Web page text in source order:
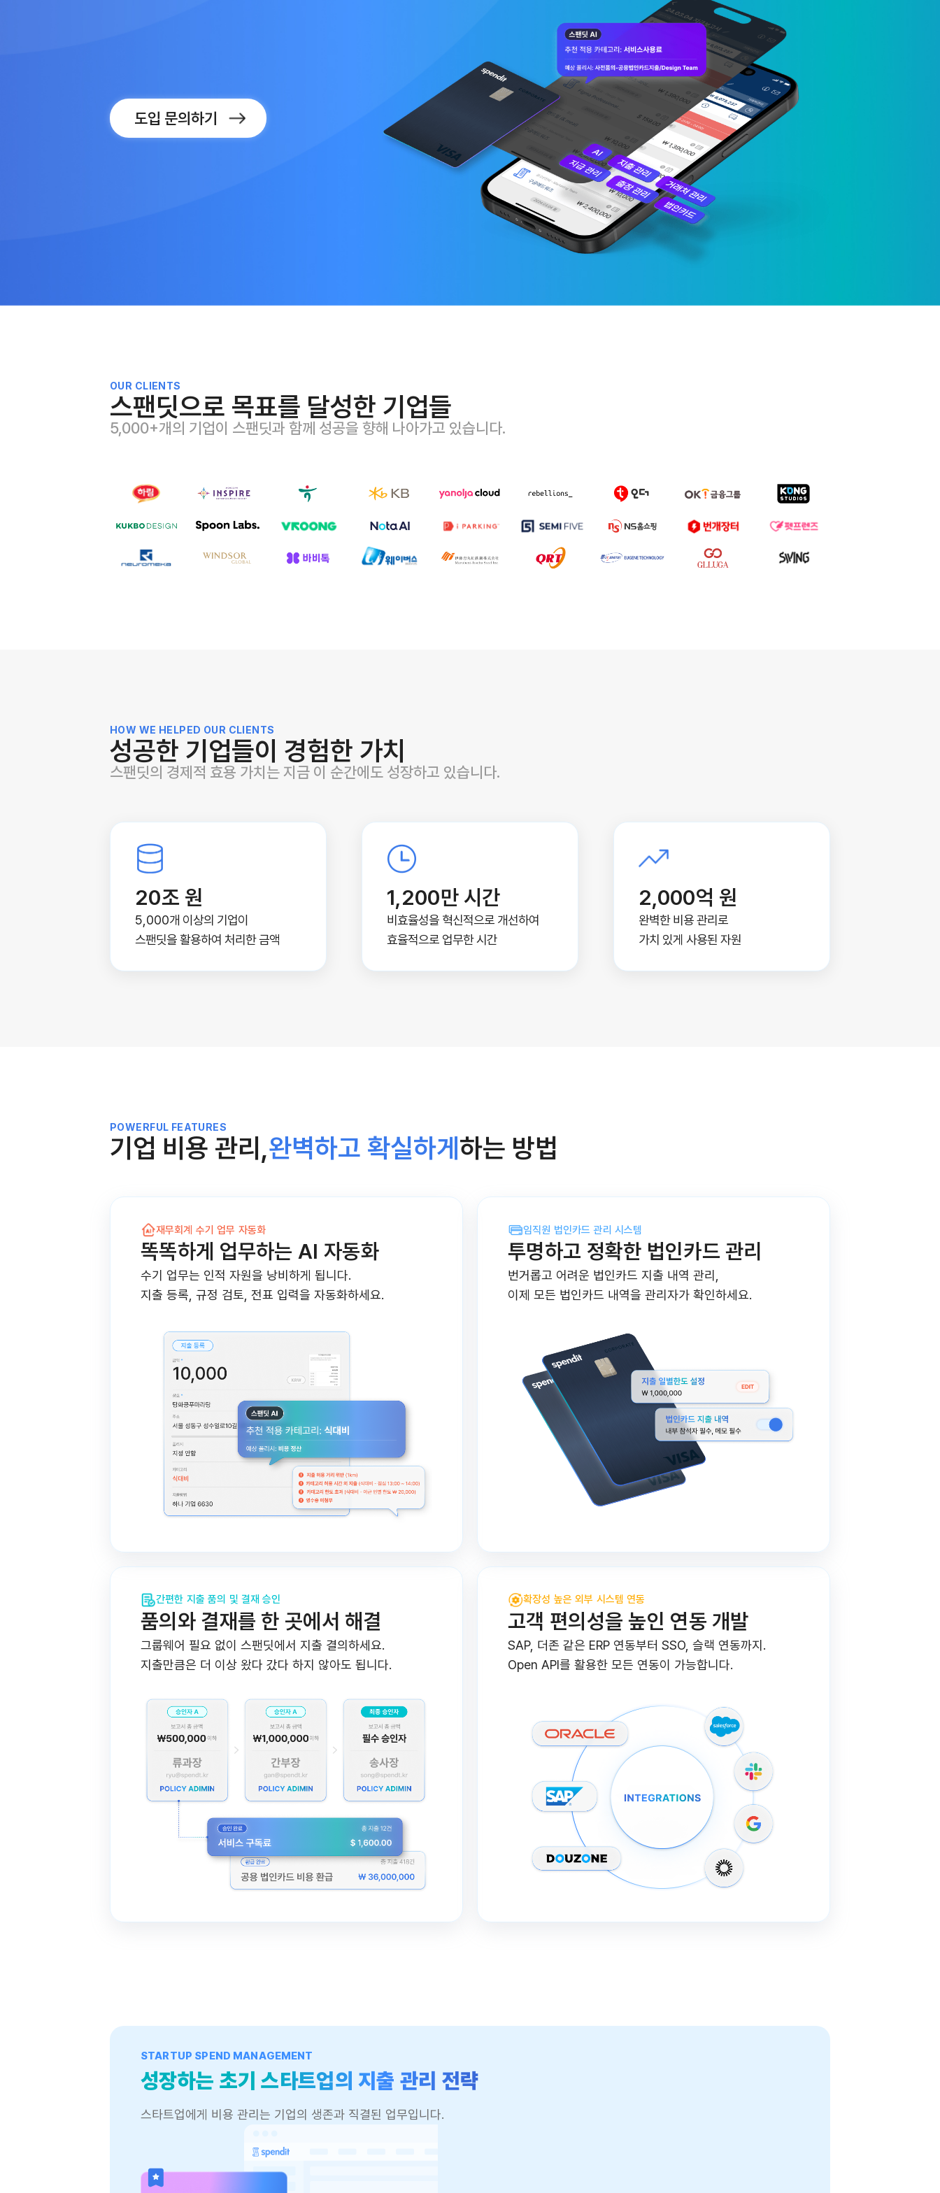
도입 문의하기
OUR CLIENTS
스팬딧으로 목표를 달성한 기업들
5,000+개의 기업이 스팬딧과 함께 성공을 향해 나아가고 있습니다.
HOW WE HELPED OUR CLIENTS
성공한 기업들이 경험한 가치
스팬딧의 경제적 효용 가치는 지금 이 순간에도 성장하고 있습니다.
20조 원
5,000개 이상의 기업이
스팬딧을 활용하여 처리한 금액
1,200만 시간
비효율성을 혁신적으로 개선하여
효율적으로 업무한 시간
2,000억 원
완벽한 비용 관리로
가치 있게 사용된 자원
POWERFUL FEATURES
기업 비용 관리,완벽하고 확실하게 하는 방법
재무회계 수기 업무 자동화
똑똑하게 업무하는 AI 자동화
수기 업무는 인적 자원을 낭비하게 됩니다.
지출 등록, 규정 검토, 전표 입력을 자동화하세요.
임직원 법인카드 관리 시스템
투명하고 정확한 법인카드 관리
번거롭고 어려운 법인카드 지출 내역 관리,
이제 모든 법인카드 내역을 관리자가 확인하세요.
간편한 지출 품의 및 결재 승인
품의와 결재를 한 곳에서 해결
그룹웨어 필요 없이 스팬딧에서 지출 결의하세요.
지출만큼은 더 이상 왔다 갔다 하지 않아도 됩니다.
확장성 높은 외부 시스템 연동
고객 편의성을 높인 연동 개발
SAP, 더존 같은 ERP 연동부터 SSO, 슬랙 연동까지.
Open API를 활용한 모든 연동이 가능합니다.
STARTUP SPEND MANAGEMENT
성장하는 초기 스타트업의 지출 관리 전략
스타트업에게 비용 관리는 기업의 생존과 직결된 업무입니다.